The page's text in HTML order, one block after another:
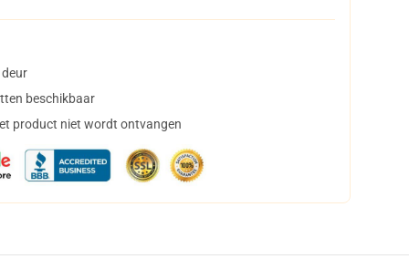
beschikbaar
product niet wordt ontvangen